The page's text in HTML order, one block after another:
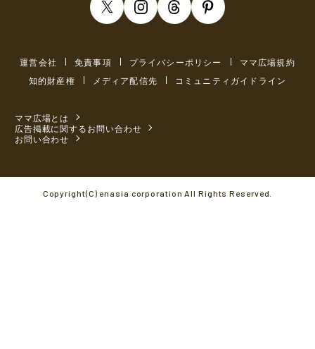
運営会社 免責事項 プライバシーポリシー
ママ広場規約
知的財産権
メディア配信先 コミュニティガイドライン
ママ広場とは
広告掲載に関するお問い合わせ
お問い合わせ
Copyright(C) enasia corporation All Rights Reserved.